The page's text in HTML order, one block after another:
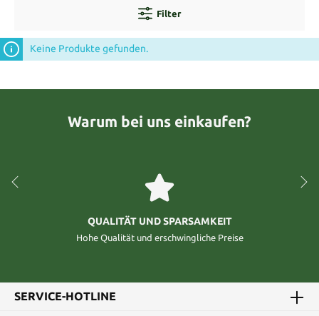
Filter
Keine Produkte gefunden.
Warum bei uns einkaufen?
QUALITÄT UND SPARSAMKEIT
Hohe Qualität und erschwingliche Preise
SERVICE-HOTLINE